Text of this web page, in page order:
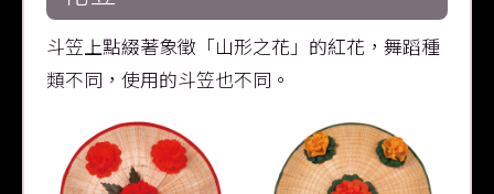
斗笠上點綴著象徵「山形之花」的紅花，舞蹈種
類不同，使用的斗笠也不同。